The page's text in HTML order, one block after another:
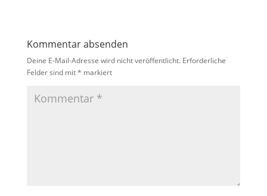
Kommentar absenden
Deine E-Mail-Adresse wird nicht veröffentlicht. Erforderliche
Felder sind mit* markiert